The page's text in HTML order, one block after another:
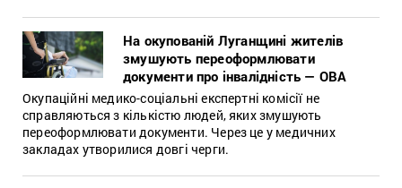
На окупованій Луганщині жителів
змушують переоформлювати
документи про інвалідність — ОВА
Окупаційні медико-соціальні експертні комісії не
справляються з кількістю людей, яких змушують
переоформлювати документи. Через це у медичних
закладах утворилися довгі черги.